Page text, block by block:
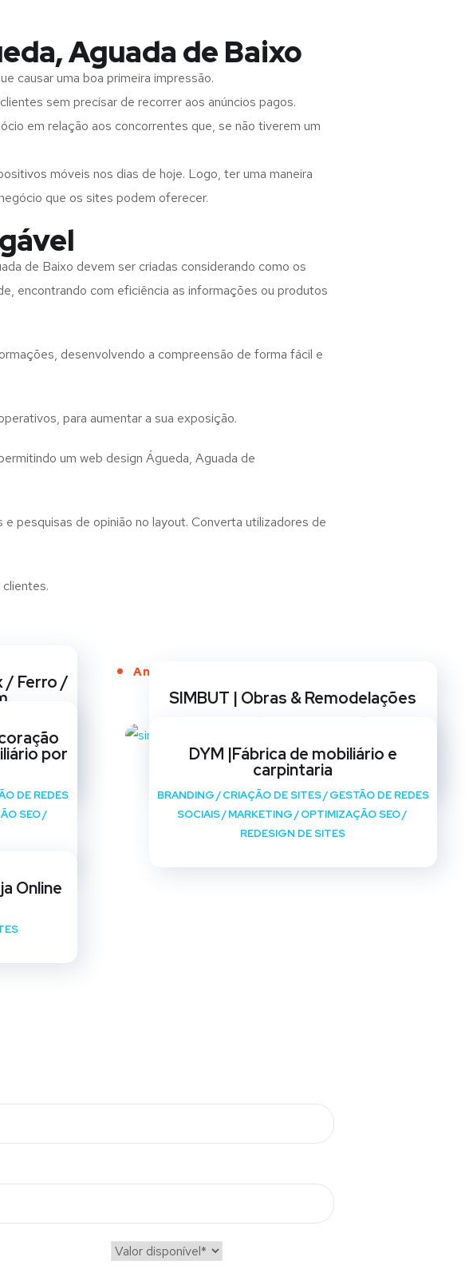
Aguada de Baixo
causar uma boa primeira impressão.
sem precisar de recorrer aos anúncios pagos.
em relação aos concorrentes que, se não tiverem um
móveis nos dias de hoje. Logo, ter uma maneira
que os sites podem oferecer.
de Baixo devem ser criadas considerando como os
encontrando com eficiência as informações ou produtos
desenvolvendo a compreensão de forma fácil e
para aumentar a sua exposição.
um web design Águeda, Aguada de
pesquisas de opinião no layout. Converta utilizadores de
Anos de Serviço
/ Ferro /
SEO/
SIMBUT | Obras & Remodelações
REDESIGN DE SITES
por
DE REDES
SEO/
DYM |Fábrica de mobiliário e
carpintaria
BRANDING/CRIAÇÃO DE SITES/GESTÃO DE REDES
SOCIAIS/MARKETING/OPTIMIZAÇÃO SEO/
REDESIGN DE SITES
Online